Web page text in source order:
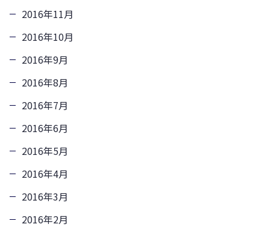
2016年11月
2016年10月
2016年9月
2016年8月
2016年7月
2016年6月
2016年5月
2016年4月
2016年3月
2016年2月